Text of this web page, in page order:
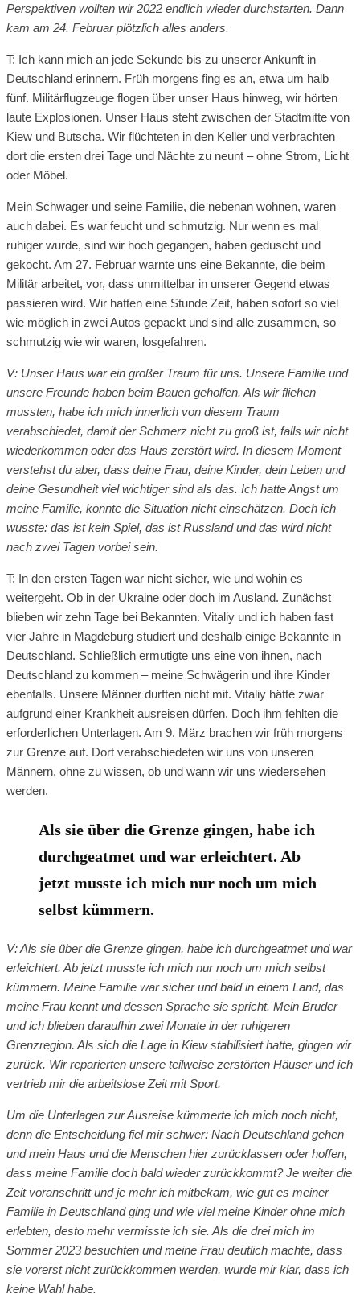
Perspektiven wollten wir 2022 endlich wieder durchstarten. Dann
kam am 24. Februar plötzlich alles anders.
T: Ich kann mich an jede Sekunde bis zu unserer Ankunft in
Deutschland erinnern. Früh morgens fing es an, etwa um halb
fünf. Militärflugzeuge flogen über unser Haus hinweg, wir hörten
laute Explosionen. Unser Haus steht zwischen der Stadtmitte von
Kiew und Butscha. Wir flüchteten in den Keller und verbrachten
dort die ersten drei Tage und Nächte zu neunt – ohne Strom, Licht
oder Möbel.
Mein Schwager und seine Familie, die nebenan wohnen, waren
auch dabei. Es war feucht und schmutzig. Nur wenn es mal
ruhiger wurde, sind wir hoch gegangen, haben geduscht und
gekocht. Am 27. Februar warnte uns eine Bekannte, die beim
Militär arbeitet, vor, dass unmittelbar in unserer Gegend etwas
passieren wird. Wir hatten eine Stunde Zeit, haben sofort so viel
wie möglich in zwei Autos gepackt und sind alle zusammen, so
schmutzig wie wir waren, losgefahren.
V: Unser Haus war ein großer Traum für uns. Unsere Familie und
unsere Freunde haben beim Bauen geholfen. Als wir fliehen
mussten, habe ich mich innerlich von diesem Traum
verabschiedet, damit der Schmerz nicht zu groß ist, falls wir nicht
wiederkommen oder das Haus zerstört wird. In diesem Moment
verstehst du aber, dass deine Frau, deine Kinder, dein Leben und
deine Gesundheit viel wichtiger sind als das. Ich hatte Angst um
meine Familie, konnte die Situation nicht einschätzen. Doch ich
wusste: das ist kein Spiel, das ist Russland und das wird nicht
nach zwei Tagen vorbei sein.
T: In den ersten Tagen war nicht sicher, wie und wohin es
weitergeht. Ob in der Ukraine oder doch im Ausland. Zunächst
blieben wir zehn Tage bei Bekannten. Vitaliy und ich haben fast
vier Jahre in Magdeburg studiert und deshalb einige Bekannte in
Deutschland. Schließlich ermutigte uns eine von ihnen, nach
Deutschland zu kommen – meine Schwägerin und ihre Kinder
ebenfalls. Unsere Männer durften nicht mit. Vitaliy hätte zwar
aufgrund einer Krankheit ausreisen dürfen. Doch ihm fehlten die
erforderlichen Unterlagen. Am 9. März brachen wir früh morgens
zur Grenze auf. Dort verabschiedeten wir uns von unseren
Männern, ohne zu wissen, ob und wann wir uns wiedersehen
werden.
Als sie über die Grenze gingen, habe ich
durchgeatmet und war erleichtert. Ab
jetzt musste ich mich nur noch um mich
selbst kümmern.
V: Als sie über die Grenze gingen, habe ich durchgeatmet und war
erleichtert. Ab jetzt musste ich mich nur noch um mich selbst
kümmern. Meine Familie war sicher und bald in einem Land, das
meine Frau kennt und dessen Sprache sie spricht. Mein Bruder
und ich blieben daraufhin zwei Monate in der ruhigeren
Grenzregion. Als sich die Lage in Kiew stabilisiert hatte, gingen wir
zurück. Wir reparierten unsere teilweise zerstörten Häuser und ich
vertrieb mir die arbeitslose Zeit mit Sport.
Um die Unterlagen zur Ausreise kümmerte ich mich noch nicht,
denn die Entscheidung fiel mir schwer: Nach Deutschland gehen
und mein Haus und die Menschen hier zurücklassen oder hoffen,
dass meine Familie doch bald wieder zurückkommt? Je weiter die
Zeit voranschritt und je mehr ich mitbekam, wie gut es meiner
Familie in Deutschland ging und wie viel meine Kinder ohne mich
erlebten, desto mehr vermisste ich sie. Als die drei mich im
Sommer 2023 besuchten und meine Frau deutlich machte, dass
sie vorerst nicht zurückkommen werden, wurde mir klar, dass ich
keine Wahl habe.